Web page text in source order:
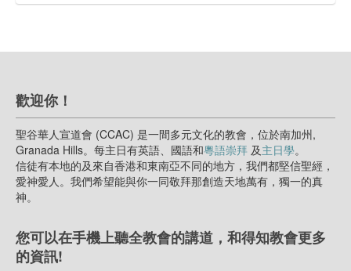
歡迎你！
聖谷華人宣道會 (CCAC) 是一間多元文化的教會，位於南加州,
Granada Hills。每主日有英語、國語和粵語崇拜 及主日學。
信徒有本地的及來自香港和東南亞不同的地方，我們都堅信聖經，
愛神愛人。我們希望能與你一同敬拜那創造天地萬有，獨一的真
神。
您可以在手機上聽全教會的講道，和得知教會更多
的資訊!